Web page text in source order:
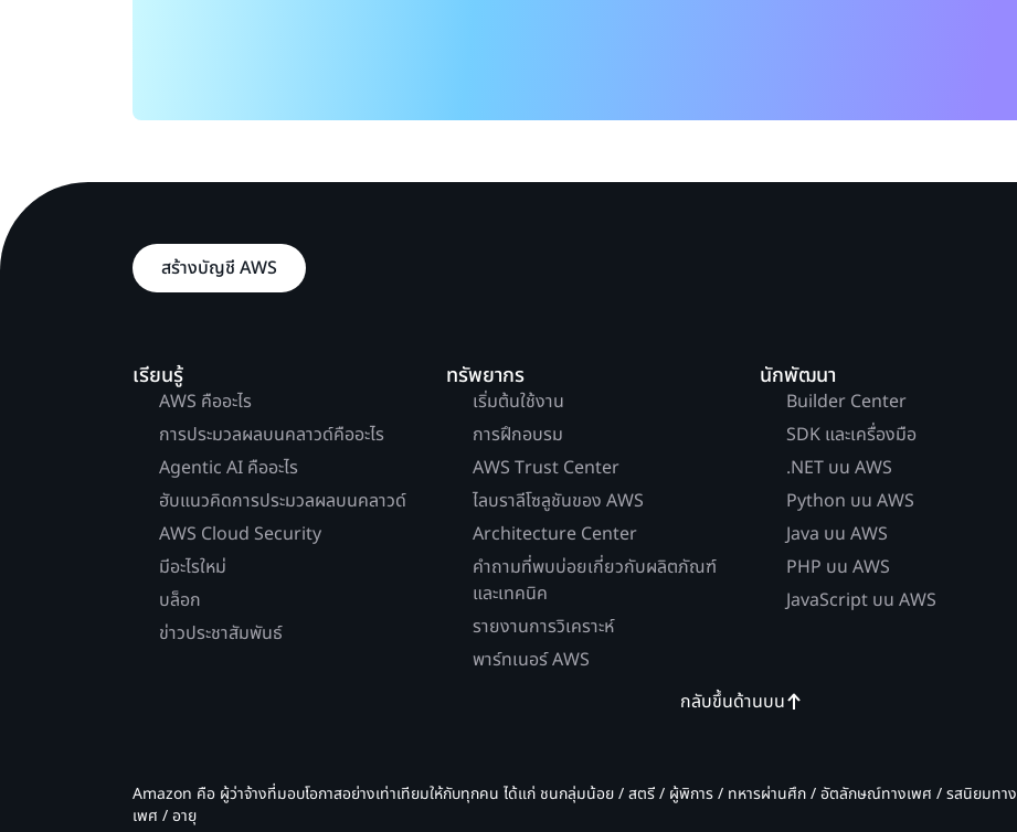
สร้างบัญชี AWS
เรียนรู้
AWS คืออะไร
การประมวลผลบนคลาวด์คืออะไร
Agentic AI คืออะไร
ฮับแนวคิดการประมวลผลบนคลาวด์
AWS Cloud Security
มีอะไรใหม่
บล็อก
ข่าวประชาสัมพันธ์
ทรัพยากร
เริ่มต้นใช้งาน
การฝึกอบรม
AWS Trust Center
ไลบราลีโซลูชันของ AWS
Architecture Center
คำถามที่พบบ่อยเกี่ยวกับผลิตภัณฑ์
และเทคนิค
รายงานการวิเคราะห์
พาร์ทเนอร์ AWS
นักพัฒนา
Builder Center
SDK และเครื่องมือ
.NET บน AWS
Python บน AWS
Java บน AWS
PHP บน AWS
JavaScript บน AWS
กลับขึ้นด้านบน
Amazon คือ ผู้ว่าจ้างที่มอบโอกาสอย่างเท่าเทียมให้กับทุกคน ได้แก่ ชนกลุ่มน้อย / สตรี / ผู้พิการ / ทหารผ่านศึก / อัตลักษณ์ทางเพศ / รสนิยมทาง
เพศ / อายุ